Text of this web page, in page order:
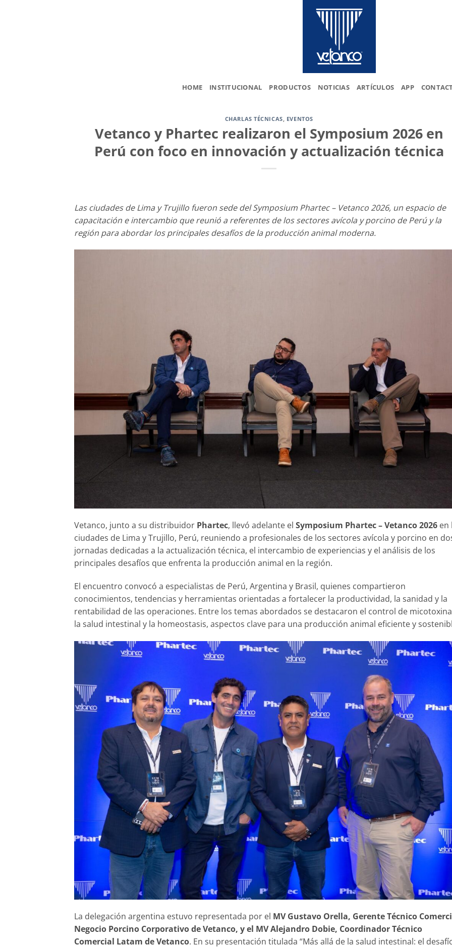
HOME INSTITUCIONAL PRODUCTOS NOTICIAS ARTÍCULOS APP
CHARLAS TÉCNICAS, EVENTOS
Vetanco y Phartec realizaron el Symposium 2026 en
Perú con foco en innovación y actualización técnica
Las ciudades de Lima y Trujillo fueron sede del Symposium Phartec – Vetanco 2026, un espacio de
capacitación e intercambio que reunió a referentes de los sectores avícola y porcino de Perú y la
región para abordar los principales desafíos de la producción animal moderna.
Vetanco, junto a su distribuidor Phartec, llevó adelante el Symposium Phartec – Vetanco 2026 en
ciudades de Lima y Trujillo, Perú, reuniendo a profesionales de los sectores avícola y porcino en
jornadas dedicadas a la actualización técnica, el intercambio de experiencias y el análisis de los
principales desafíos que enfrenta la producción animal en la región.
El encuentro convocó a especialistas de Perú, Argentina y Brasil, quienes compartieron
conocimientos, tendencias y herramientas orientadas a fortalecer la productividad, la sanidad y la
rentabilidad de las operaciones. Entre los temas abordados se destacaron el control de
la salud intestinal y la homeostasis, aspectos clave para una producción animal eficiente y
La delegación argentina estuvo representada por el MV Gustavo Orella, Gerente Técnico
Negocio Porcino Corporativo de Vetanco, y el MV Alejandro Dobie, Coordinador Técnico
Comercial Latam de Vetanco. En su presentación titulada “Más allá de la salud intestinal: el